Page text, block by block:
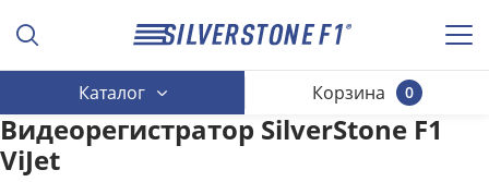
Каталог 0
Корзина
Видеорегистратор SilverStone F1
ViJet